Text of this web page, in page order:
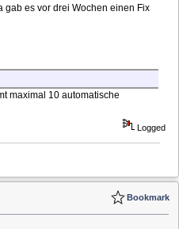
gab es vor drei Wochen einen Fix
maximal 10 automatische
Logged
Bookmark